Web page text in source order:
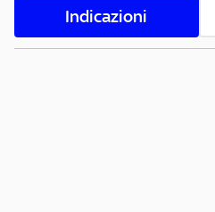
Indicazioni